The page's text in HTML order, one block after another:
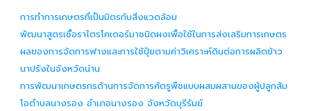
การทำการเกษตรที่เป็นมิตรกับสิ่งแวดล้อม
พัฒนาสูตรเชื้อราไตรโคเดอร์มาชนิดผงเพื่อใช้ในการส่งเสริมการเกษตร
ผลของการจัดการฟางและการใช้ปุ๋ยตามค่าวิเคราะห์ดินต่อการผลิตข้าว
นาปรังในจังหวัดน่าน
การพัฒนาเกษตรกรด้านการจัดการศัตรูพืชแบบผสมผสานของผู้ปลูกส้ม
โอตำบลนางรอง อำเภอนางรอง จังหวัดบุรีรัมย์